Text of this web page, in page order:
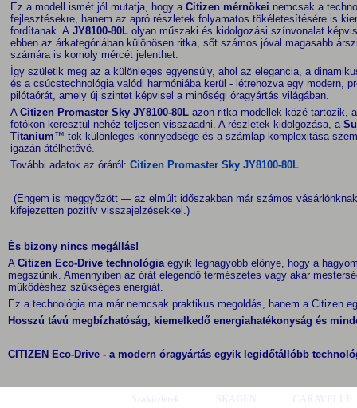
Ez a modell ismét jól mutatja, hogy a Citizen mérnökei nemcsak a
fejlesztésekre, hanem az apró részletek folyamatos tökéletesítésére is
fordítanak. A JY8100-80L olyan műszaki és kidolgozási színvonalat
ebben az árkategóriában különösen ritka, sőt számos jóval magasabb
számára is komoly mércét jelenthet.
Így születik meg az a különleges egyensúly, ahol az elegancia, a
és a csúcstechnológia valódi harmóniába kerül - létrehozva egy modern,
pilótaórát, amely új szintet képvisel a minőségi óragyártás világában.
A Citizen Promaster Sky JY8100-80L azon ritka modellek közé tartozik,
fotókon keresztül nehéz teljesen visszaadni. A részletek kidolgozása, a
Titanium™ tok különleges könnyedsége és a számlap komplexitása
igazán átélhetővé.
További adatok az óráról: Citizen Promaster Sky JY8100-80L
(Engem is meggyőzött — az elmúlt időszakban már számos
kifejezetten pozitív visszajelzésekkel.)
És bizony nincs megállás!
A Citizen Eco-Drive technológiaegyik legnagyobb előnye, hogy a
megszűnik. Amennyiben az órát elegendő természetes vagy akár
működéshez szükséges energiát.
Ez a technológia ma már nemcsak praktikus megoldás, hanem a Citizen
Hosszú távú megbízhatóság, kiemelkedő energiahatékonyság és
CITIZEN Eco-Drive - a modern óragyártás egyik legidőtállóbb